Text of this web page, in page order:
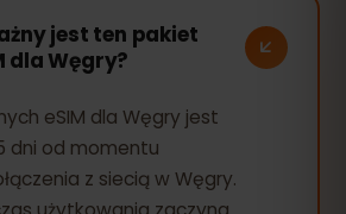
jest ten pakiet
dla Węgry?
eSIM dla Węgry jest
dni od momentu
z siecią w Węgry.